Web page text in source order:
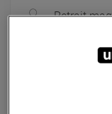
Retrait
Exposé